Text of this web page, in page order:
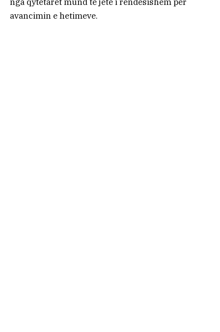
nga qytetarët mund të jetë i rëndësishëm për
avancimin e hetimeve.